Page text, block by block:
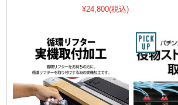
¥24,800(税込)